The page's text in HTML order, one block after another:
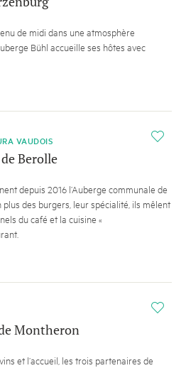
de midi dans une atmosphère
Bühl accueille ses hôtes avec
i
VAUDOIS
Berolle
depuis 2016 l’Auberge communale de
des burgers, leur spécialité, ils mêlent
du café et la cuisine «
i
Montheron
et l’accueil, les trois partenaires de